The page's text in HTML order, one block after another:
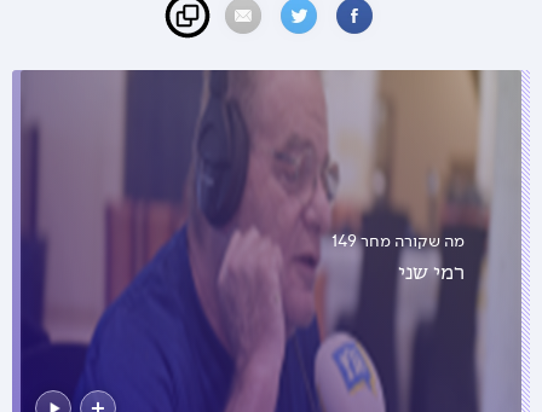
מה שקורה מחר 149
רמי שני